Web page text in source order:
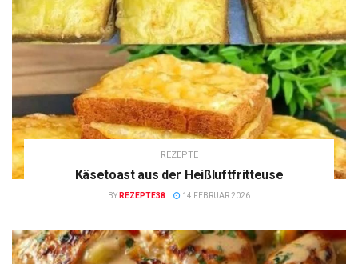
REZEPTE
Käsetoast aus der Heißluftfritteuse
BY REZEPTE38 14 FEBRUAR 2026